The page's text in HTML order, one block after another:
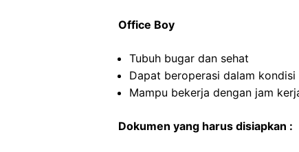
Office Boy
Tubuh bugar dan sehat
Dapat beroperasi dalam kondisi
Mampu bekerja dengan jam
Dokumen yang harus disiapkan :